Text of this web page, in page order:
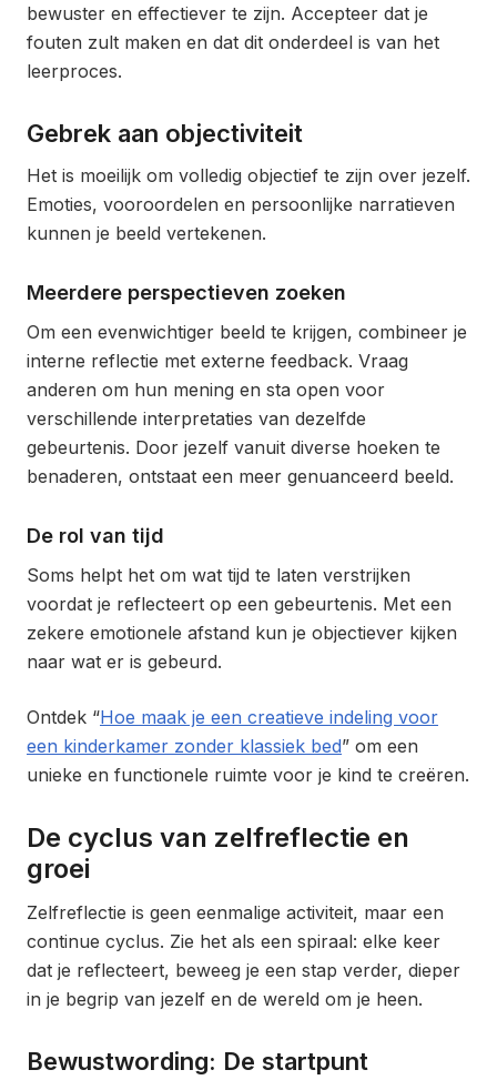
bewuster en effectiever te zijn. Accepteer dat je
fouten zult maken en dat dit onderdeel is van het
leerproces.
Gebrek aan objectiviteit
Het is moeilijk om volledig objectief te zijn over jezelf.
Emoties, vooroordelen en persoonlijke narratieven
kunnen je beeld vertekenen.
Meerdere perspectieven zoeken
Om een evenwichtiger beeld te krijgen, combineer je
interne reflectie met externe feedback. Vraag
anderen om hun mening en sta open voor
verschillende interpretaties van dezelfde
gebeurtenis. Door jezelf vanuit diverse hoeken te
benaderen, ontstaat een meer genuanceerd beeld.
De rol van tijd
Soms helpt het om wat tijd te laten verstrijken
voordat je reflecteert op een gebeurtenis. Met een
zekere emotionele afstand kun je objectiever kijken
naar wat er is gebeurd.
Ontdek “Hoe maak je een creatieve indeling voor
een kinderkamer zonder klassiek bed” om een
unieke en functionele ruimte voor je kind te creëren.
De cyclus van zelfreflectie en
groei
Zelfreflectie is geen eenmalige activiteit, maar een
continue cyclus. Zie het als een spiraal: elke keer
dat je reflecteert, beweeg je een stap verder, dieper
in je begrip van jezelf en de wereld om je heen.
Bewustwording: De startpunt